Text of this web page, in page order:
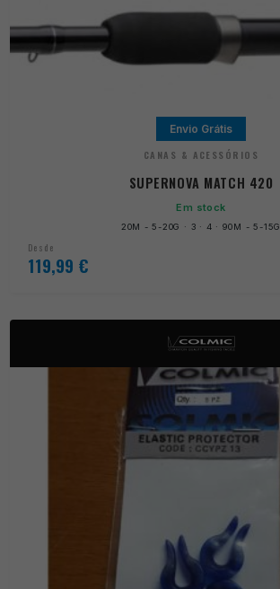
Envio Grátis
CANAS & ACESSÓRIOS
SUPERNOVA MATCH 420
Em stock
20M - 5-20G · 3 · 4 · 90M - 5-15G
Desde
119,99 €